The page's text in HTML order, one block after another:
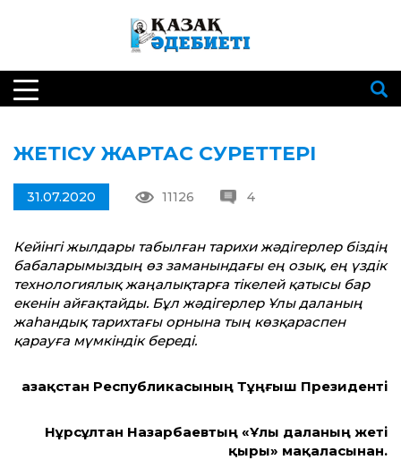
ЖЕТІСУ ЖАРТАС СУРЕТТЕРІ
31.07.2020 11126 4
Кейінгі жылдары табылған тарихи жәдігерлер біздің
баба­ла­ры­мыз­дың өз заманындағы ең озық, ең үздік
тех­нологиялық жаңалықтарға тікелей қа­тысы бар
екенін айғақтайды. Бұл жә­дігерлер Ұлы даланың
жаһандық та­рих­тағы орнына тың көзқараспен
қарауға мүм­кіндік береді.
Қазақстан Республикасының Тұңғыш Президенті
Нұрсұлтан Назарбаевтың «Ұлы даланың жеті
қыры» мақаласынан.